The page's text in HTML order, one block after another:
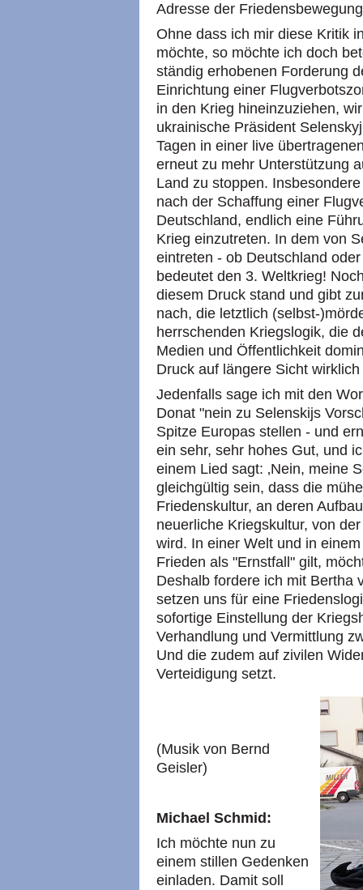
Adresse der
Ohne dass ich mir diese Kritik
möchte, so möchte ich doch
ständig erhobenen Forderung
Einrichtung einer
in den Krieg hineinzuziehen,
ukrainische Präsident
Tagen in einer live
erneut zu mehr Unterstützung
Land zu stoppen.
nach der Schaffung einer
Deutschland, endlich eine
Krieg einzutreten. In dem von
eintreten - ob Deutschland
bedeutet den 3. Weltkrieg!
diesem Druck stand und gibt
nach, die letztlich (selbst-
herrschenden Kriegslogik, die
Medien und Öffentlichkeit
Druck auf längere Sicht
Jedenfalls sage ich mit den
Donat "nein zu Selenskijs
Spitze Europas stellen - und
ein sehr, sehr hohes Gut, und
einem Lied sagt: ‚Nein, meine
gleichgültig sein, dass die
Friedenskultur, an deren
neuerliche Kriegskultur, von
wird. In einer Welt und in
Frieden als "Ernstfall" gilt,
Deshalb fordere ich mit Bertha
setzen uns für eine
sofortige Einstellung der
Verhandlung und Vermittlung
Und die zudem auf zivilen
Verteidigung setzt.
(Musik von Bernd
Geisler)
Michael Schmid:
Ich möchte nun zu
einem stillen Gedenken
einladen. Damit soll